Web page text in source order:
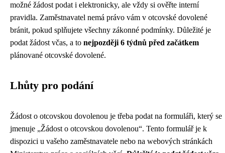
možné žádost podat i elektronicky, ale vždy si ověřte interní
pravidla. Zaměstnavatel nemá právo vám v otcovské dovolené
bránit, pokud splňujete všechny zákonné podmínky. Důležité je
podat žádost včas, a to nejpozději 6 týdnů před začátkem
plánované otcovské dovolené.
Lhůty pro podání
Žádost o otcovskou dovolenou je třeba podat na formuláři, který se
jmenuje „Žádost o otcovskou dovolenou“. Tento formulář je k
dispozici u vašeho zaměstnavatele nebo na webových stránkách